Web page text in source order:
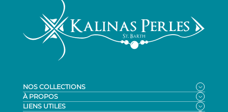
NOS COLLECTIONS
Bagues
Boucles d’oreilles
À PROPOS
Qui sommes-nous ?
LIENS UTILES